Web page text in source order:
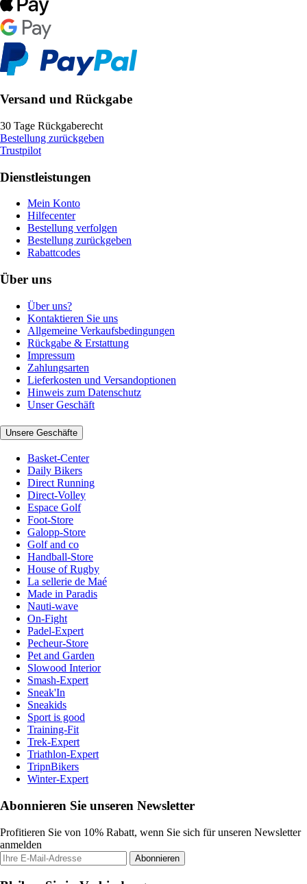
Versand und Rückgabe
30 Tage Rückgaberecht
Bestellung zurückgeben
Trustpilot
Dienstleistungen
Mein Konto
Hilfecenter
Bestellung verfolgen
Bestellung zurückgeben
Rabattcodes
Über uns
Über uns?
Kontaktieren Sie uns
Allgemeine Verkaufsbedingungen
Rückgabe & Erstattung
Impressum
Zahlungsarten
Lieferkosten und Versandoptionen
Hinweis zum Datenschutz
Unser Geschäft
Unsere Geschäfte
Basket-Center
Daily Bikers
Direct Running
Direct-Volley
Espace Golf
Foot-Store
Galopp-Store
Golf and co
Handball-Store
House of Rugby
La sellerie de Maé
Made in Paradis
Nauti-wave
On-Fight
Padel-Expert
Pecheur-Store
Pet and Garden
Slowood Interior
Smash-Expert
Sneak'In
Sneakids
Sport is good
Training-Fit
Trek-Expert
Triathlon-Expert
TripnBikers
Winter-Expert
Abonnieren Sie unseren Newsletter
Profitieren Sie von 10% Rabatt, wenn Sie sich für unseren Newsletter
anmelden
Abonnieren